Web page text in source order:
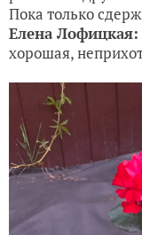
Пока только
Елена Лофицкая:
хорошая,